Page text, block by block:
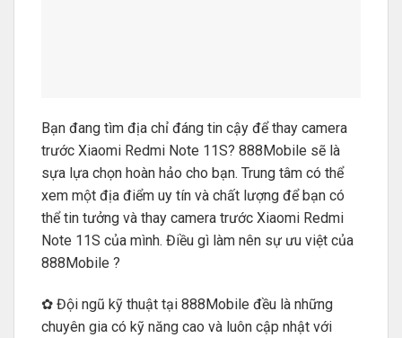
Bạn đang tìm địa chỉ đáng tin cậy để thay camera
trước Xiaomi Redmi Note 11S? 888Mobile sẽ là
sựa lựa chọn hoàn hảo cho bạn. Trung tâm có thể
xem một địa điểm uy tín và chất lượng để bạn có
thể tin tưởng và thay camera trước Xiaomi Redmi
Note 11S của mình. Điều gì làm nên sự ưu việt của
888Mobile ?
✿ Đội ngũ kỹ thuật tại 888Mobile đều là những
chuyên gia có kỹ năng cao và luôn cập nhật với